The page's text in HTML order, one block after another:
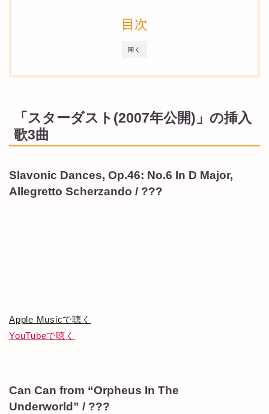
開く
目次
「スターダスト(2007年公開)」の挿入
歌3曲
Slavonic Dances, Op.46: No.6 In D Major,
Allegretto Scherzando / ???
Apple Musicで聴く
YouTubeで聴く
Can Can from “Orpheus In The
Underworld” / ???